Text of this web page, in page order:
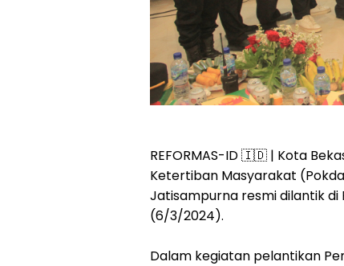
REFORMAS-ID 🇮🇩 | Kota
Ketertiban Masyarakat
Jatisampurna resmi dilantik
(6/3/2024).
Dalam kegiatan pelantikan